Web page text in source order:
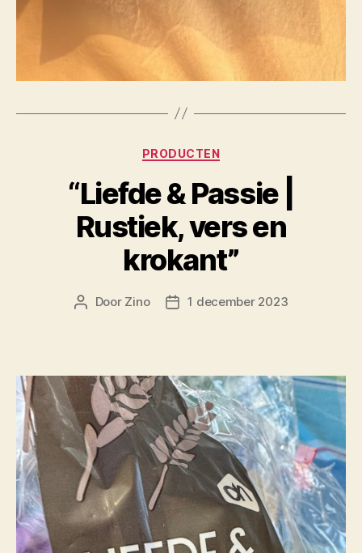
Categorieën
PRODUCTEN
“Liefde & Passie |
Rustiek, vers en
krokant”
Berichtauteur
Door Zino Berichtdatum
1 december 2023